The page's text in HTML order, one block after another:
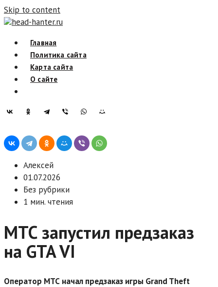
Skip to content
head-hanter.ru
Главная
Политика сайта
Карта сайта
О сайте
Алексей
01.07.2026
Без рубрики
1 мин. чтения
МТС запустил предзаказ
на GTA VI
Оператор МТС начал предзаказ игры Grand Theft